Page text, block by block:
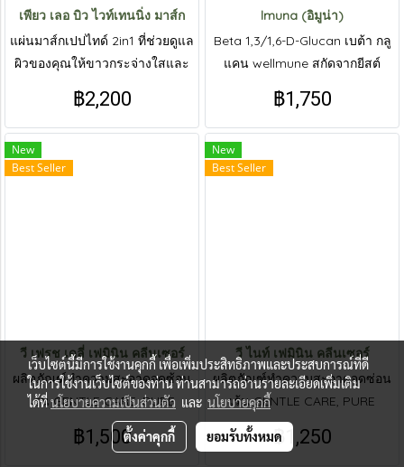
เพียว เลอ บิว ไวท์เทนนิ่ง มาส์ก
แผ่นมาส์กเปปไทด์ 2in1 ที่ช่วยดูแล
ผิวของคุณให้ขาวกระจ่างใสและ
ช่วยลดเลือนริ้วรอย ด้วยส่วนผสม
ที่ทางเราคัดสรรมาเพื่อคุณ
฿2,200
lmuna (อิมูน่า)
Beta 1,3/1,6-D-Glucan เบต้า กลู
แคน wellmune สกัดจากยีสต์
Saccharomyces Cerevisiae ซึ่ง
เป็นยีสต์ที่ช่วยเพิ่มภูมิคุ้มกันให้กับ
ร่างกายได้ดีที่สุดเท่าที่วงการวิทยา
ศาตร์ค้นพบเบต้ากลูแคน นำเข้า
จากสหรัฐอเมริกามาตราฐาน
฿1,750
New
Best Seller
วี เฟรช เดลี่ เฟมินิน คลีนเซอร์
ผลิตภัณฑ์ทำความสะอาดจุดซ้อน
เร้น GENTLE CARE, PURE
CONFIDENCE. ดูแลอย่างอ่อน
โยน เพื่อความมั่นใจในแบบเพียว
฿1,500
New
Best Seller
วี ไนท์ เฟมินิน คลีนเซอร์
ผลิตภัณฑ์ทำความสะอาดจุดซ่อน
เร้น GENTLE CARE, PURE
CONFIDENCE. ดูแลอย่างอ่อน
โยน เพื่อความมั่นใจในแบบเพียว
฿1,250
เว็บไซต์นี้มีการใช้งานคุกกี้ เพื่อเพิ่มประสิทธิภาพและประสบการณ์ที่ดี
ในการใช้งานเว็บไซต์ของท่าน ท่านสามารถอ่านรายละเอียดเพิ่มเติม
ได้ที่นโยบายความเป็นส่วนตัว และ นโยบายคุกกี้
ตั้งค่าคุกกี้ ยอมรับทั้งหมด